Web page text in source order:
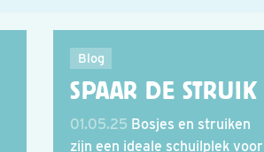
Blog
SPAAR DE STRUIK
01.05.25 Bosjes en struiken
zijn een ideale schuilplek voor